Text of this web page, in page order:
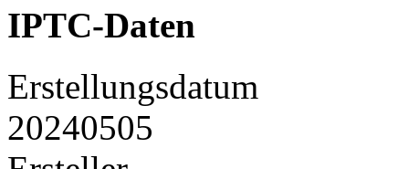
IPTC-Daten
Erstellungsdatum
20240505